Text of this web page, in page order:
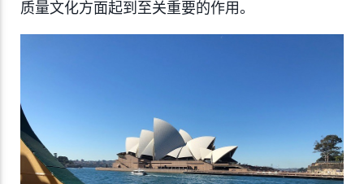
质量文化方面起到至关重要的作用。